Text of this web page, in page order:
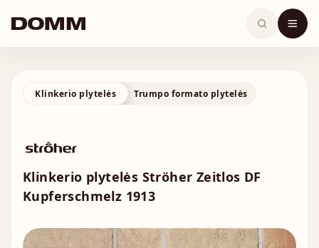
content
Klinkerio plytelės Trumpo formato plytelės
Klinkerio plytelės Ströher Zeitlos DF
Kupferschmelz 1913